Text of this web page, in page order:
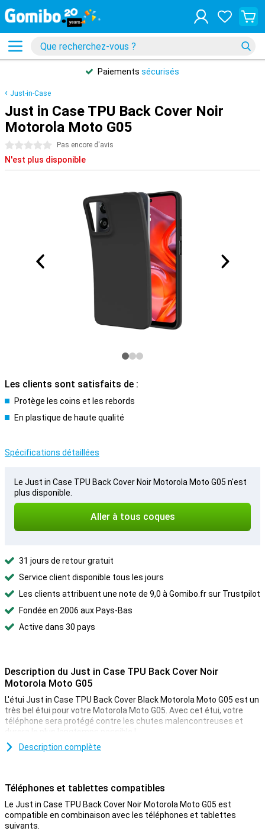
Paiements sécurisés
Just-in-Case
Just in Case TPU Back Cover Noir
Motorola Moto G05
0 étoiles Pas encore d'avis
N'est plus disponible
Les clients sont satisfaits de :
Protège les coins et les rebords
En plastique de haute qualité
Spécifications détaillées
Le Just in Case TPU Back Cover Noir Motorola Moto G05 n'est
plus disponible.
Aller à tous coques
31 jours de retour gratuit
Service client disponible tous les jours
Les clients attribuent une note de 9,0 à Gomibo.fr sur Trustpilot
Fondée en 2006 aux Pays-Bas
Active dans 30 pays
Description du Just in Case TPU Back Cover Noir
Motorola Moto G05
L'étui Just in Case TPU Back Cover Black Motorola Moto G05 est un
très bel étui pour votre Motorola Moto G05. Avec cet étui, votre
téléphone sera protégé contre les chutes malencontreuses et
durera le plus longtemps possible !
que les autres. Cet étui est une couverture arrière, ce qui signifie
qu'il protège l'arrière et les côtés de votre téléphone contre les
rayures, les bosses et la saleté. Si vous souhaitez protéger la face
avant, utilisez un protecteur d'écran. L'étui est fabriqué en TPU. Il
Description complète
Téléphones et tablettes compatibles
Le Just in Case TPU Back Cover Noir Motorola Moto G05 est
compatible en combinaison avec les téléphones et tablettes
suivants.